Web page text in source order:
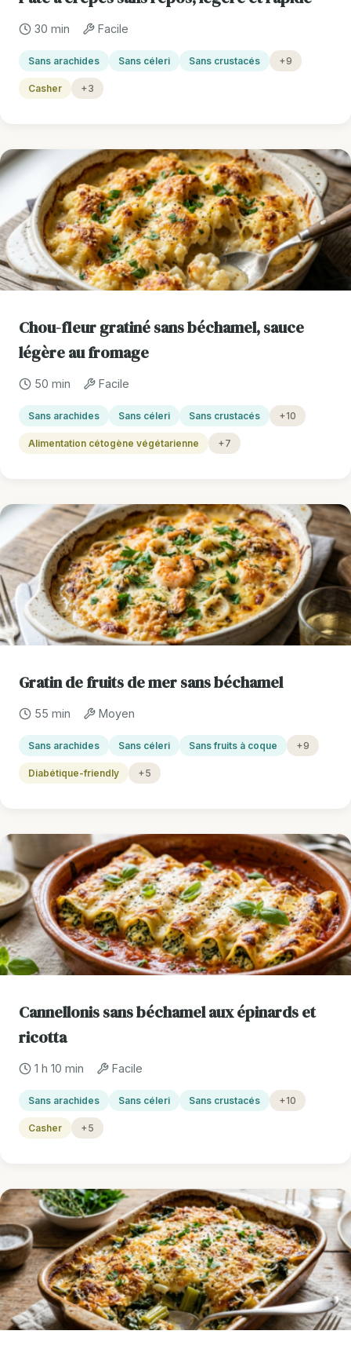
30 min Facile
Sans arachides Sans céleri Sans crustacés +9
Casher +3
Chou-fleur gratiné sans béchamel, sauce
légère au fromage
50 min Facile
Sans arachides Sans céleri Sans crustacés +10
Alimentation cétogène végétarienne +7
Gratin de fruits de mer sans béchamel
55 min Moyen
Sans arachides Sans céleri Sans fruits à coque +9
Diabétique-friendly +5
Cannellonis sans béchamel aux épinards et
ricotta
1 h 10 min Facile
Sans arachides Sans céleri Sans crustacés +10
Casher +5